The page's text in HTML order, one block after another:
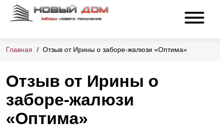
Главная Отзыв от Ирины о заборе-жалюзи «Оптима»
Отзыв от Ирины о
заборе-жалюзи
«Оптима»